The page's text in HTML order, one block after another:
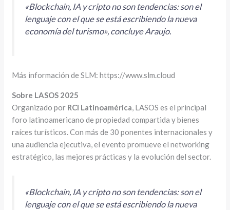
«Blockchain, IA y cripto no son tendencias: son el
lenguaje con el que se está escribiendo la nueva
economía del turismo», concluye Araujo.
Más información de SLM: https://www.slm.cloud
Sobre LASOS 2025
Organizado por RCI Latinoamérica, LASOS es el principal
foro latinoamericano de propiedad compartida y bienes
raíces turísticos. Con más de 30 ponentes internacionales y
una audiencia ejecutiva, el evento promueve el networking
estratégico, las mejores prácticas y la evolución del sector.
«Blockchain, IA y cripto no son tendencias: son el
lenguaje con el que se está escribiendo la nueva